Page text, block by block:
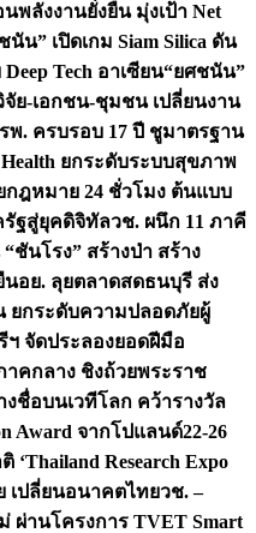
ลังงานยั่งยืน มุ่งเป้า Net
น” เปิดเกม Siam Silica ดัน
Tech อาเซียน“ยศชนัน”
จัย-เอกชน-ชุมชน เปลี่ยนงาน
พ. ครบรอบ 17 ปี ชูมาตรฐาน
ยกระดับระบบสุขภาพ
กฎหมาย 24 ชั่วโมง ต้นแบบ
รัฐสู่ยุคดิจิทัลวช. ผนึก 11 ภาคี
ชันโรง” สร้างป่า สร้าง
นอย. ลุยตลาดสดธนบุรี ส่ง
ยกระดับความปลอดภัยผู้
จัดประลองยอดฝีมือ
าคกลาง ชิงถ้วยพระราช
ชื่อบนเวทีโลก คว้ารางวัล
Award จากโปแลนด์22-26
Research Expo
เปลี่ยนอนาคตไทยวช. –
ผ่านโครงการ TVET Smart